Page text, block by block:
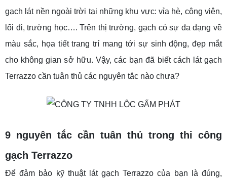
gạch lát nền ngoài trời tại những khu vực: vỉa hè, công viên,
lối đi, trường học…. Trên thị trường, gạch có sự đa dạng về
màu sắc, họa tiết trang trí mang tới sự sinh động, đẹp mắt
cho không gian sở hữu. Vậy, các bạn đã biết cách lát gạch
Terrazzo cần tuân thủ các nguyên tắc nào chưa?
9 nguyên tắc cần tuân thủ trong thi công
gạch Terrazzo
Để đảm bảo kỹ thuật lát gạch Terrazzo của bạn là đúng,